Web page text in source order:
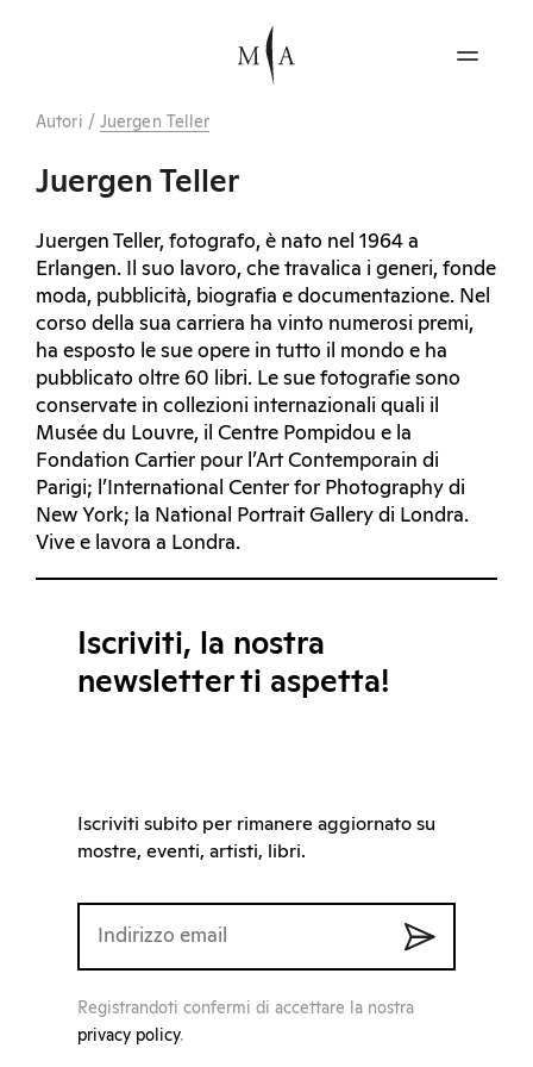
Autori / Juergen Teller
Juergen Teller
Juergen Teller, fotografo, è nato nel 1964 a
Erlangen. Il suo lavoro, che travalica i generi, fonde
moda, pubblicità, biografia e documentazione. Nel
corso della sua carriera ha vinto numerosi premi,
ha esposto le sue opere in tutto il mondo e ha
pubblicato oltre 60 libri. Le sue fotografie sono
conservate in collezioni internazionali quali il
Musée du Louvre, il Centre Pompidou e la
Fondation Cartier pour l’Art Contemporain di
Parigi; l’International Center for Photography di
New York; la National Portrait Gallery di Londra.
Vive e lavora a Londra.
Iscriviti, la nostra
newsletter ti aspetta!
Iscriviti subito per rimanere aggiornato su
mostre, eventi, artisti, libri.
Registrandoti confermi di accettare la nostra
privacy policy.